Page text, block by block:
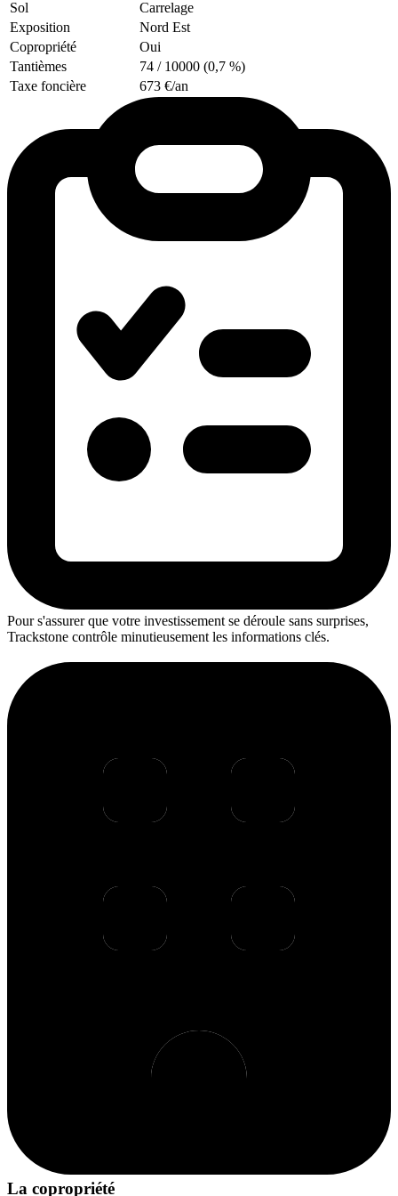
Sol
Carrelage
Exposition
Nord Est
Copropriété
Oui
Tantièmes
74 / 10000 (0,7 %)
Taxe foncière
673 €/an
Pour s'assurer que votre investissement se déroule sans surprises,
Trackstone contrôle minutieusement les informations clés.
La copropriété